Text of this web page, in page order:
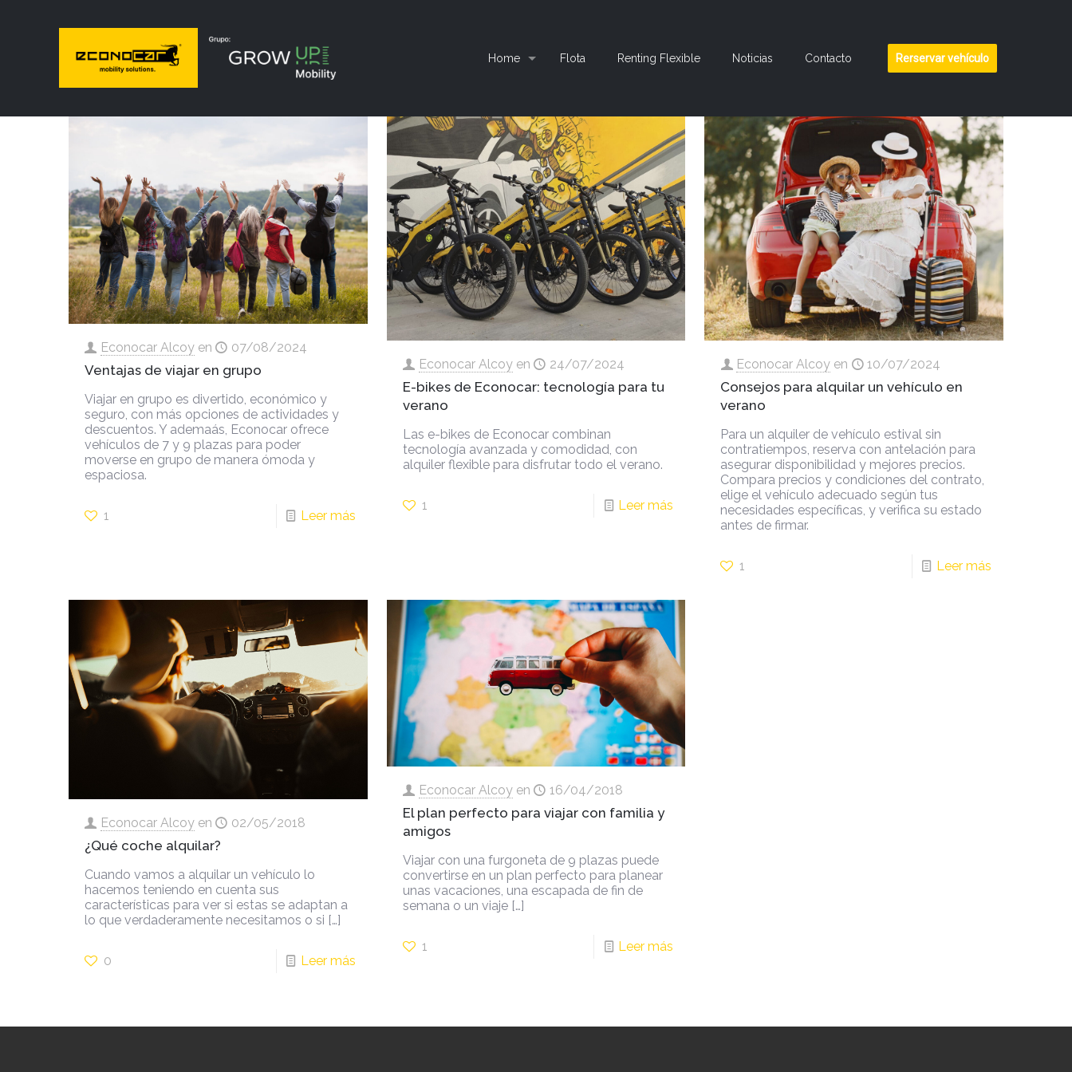
Home Flota Renting Flexible Noticias Contacto Rerservar vehículo
Econocar Alcoy en 07/08/2024
Ventajas de viajar en grupo
Viajar en grupo es divertido, económico y
seguro, con más opciones de actividades y
descuentos. Y ademaás, Econocar ofrece
vehículos de 7 y 9 plazas para poder
moverse en grupo de manera ómoda y
espaciosa.
1 Leer más
Econocar Alcoy en 24/07/2024
E-bikes de Econocar: tecnología para tu
verano
Las e-bikes de Econocar combinan
tecnología avanzada y comodidad, con
alquiler flexible para disfrutar todo el verano.
1 Leer más
Econocar Alcoy en 10/07/2024
Consejos para alquilar un vehículo en
verano
Para un alquiler de vehículo estival sin
contratiempos, reserva con antelación para
asegurar disponibilidad y mejores precios.
Compara precios y condiciones del contrato,
elige el vehículo adecuado según tus
necesidades específicas, y verifica su estado
antes de firmar.
1 Leer más
Econocar Alcoy en 02/05/2018
¿Qué coche alquilar?
Cuando vamos a alquilar un vehículo lo
hacemos teniendo en cuenta sus
características para ver si estas se adaptan a
lo que verdaderamente necesitamos o si […]
0 Leer más
Econocar Alcoy en 16/04/2018
El plan perfecto para viajar con familia y
amigos
Viajar con una furgoneta de 9 plazas puede
convertirse en un plan perfecto para planear
unas vacaciones, una escapada de fin de
semana o un viaje[…]
1 Leer más